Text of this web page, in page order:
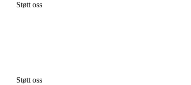
Støtt oss
Støtt oss